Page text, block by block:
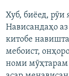
Хуб, биёед, рӯи
Нависандаҳо
китобе
мебоист,
номи